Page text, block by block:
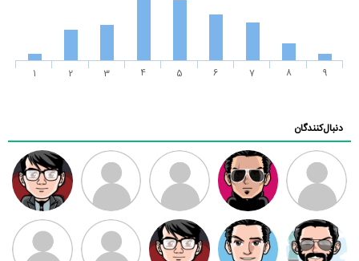
1 2 3 4 5 6 7 8 9
دنبال‌کنندگان
ممدرضا رضا کاظمی زهرا ~ ابتین
سید محمد
موسوی